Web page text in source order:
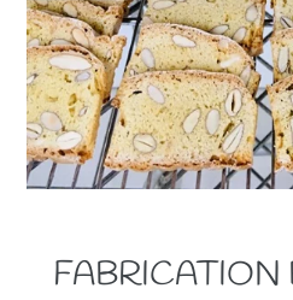
FABRICATION